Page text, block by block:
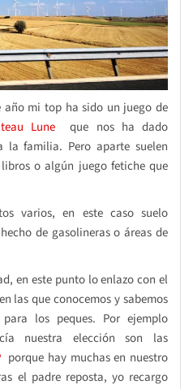
año mi top ha sido un juego de
Lune que nos ha dado
la familia. Pero aparte suelen
o algún juego fetiche que
varios, en este caso suelo
de gasolineras o áreas de
en este punto lo enlazo con el
las que conocemos y sabemos
los peques. Por ejemplo
nuestra elección son las
porque hay muchas en nuestro
el padre reposta, yo recargo